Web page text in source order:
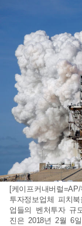
[케이프커내버럴
투자정보업체 피치
업들의 벤처투자 규
진은 2018년 2월 6